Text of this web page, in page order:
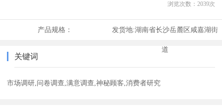
浏览次数： 2039次
产品规格： 发货地:湖南省长沙岳麓区咸嘉湖街
道
关键词
市场调研,问卷调查,满意调查,神秘顾客,消费者研究